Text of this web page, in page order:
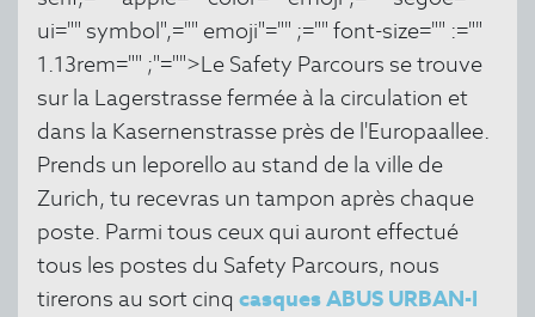
ui="" symbol",="" emoji"="" ;="" font-size="" :=""
1.13rem="" ;"="">Le Safety Parcours se trouve
sur la Lagerstrasse fermée à la circulation et
dans la Kasernenstrasse près de l'Europaallee.
Prends un leporello au stand de la ville de
Zurich, tu recevras un tampon après chaque
poste. Parmi tous ceux qui auront effectué
tous les postes du Safety Parcours, nous
tirerons au sort cinq casques ABUS URBAN-I